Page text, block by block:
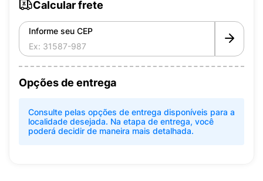
Calcular frete
Informe seu CEP
Opções de entrega
Consulte pelas opções de entrega disponíveis para a
localidade desejada. Na etapa de entrega, você
poderá decidir de maneira mais detalhada.